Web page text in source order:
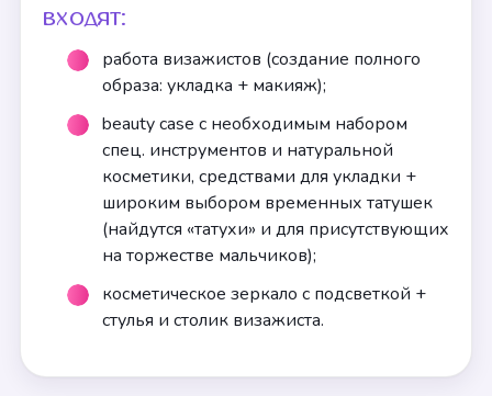
входят:
работа визажистов (создание полного
образа: укладка + макияж);
beauty case с необходимым набором
спец. инструментов и натуральной
косметики, средствами для укладки +
широким выбором временных татушек
(найдутся «татухи» и для присутствующих
на торжестве мальчиков);
косметическое зеркало с подсветкой +
стулья и столик визажиста.